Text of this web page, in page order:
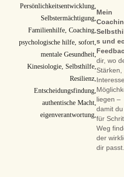
Mein
s und
dir, wo
Stärken,
liegen –
damit
für
Weg
der
dir passt.